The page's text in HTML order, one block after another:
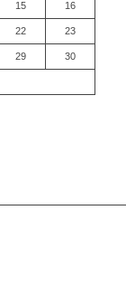
15 16
22 23
29 30